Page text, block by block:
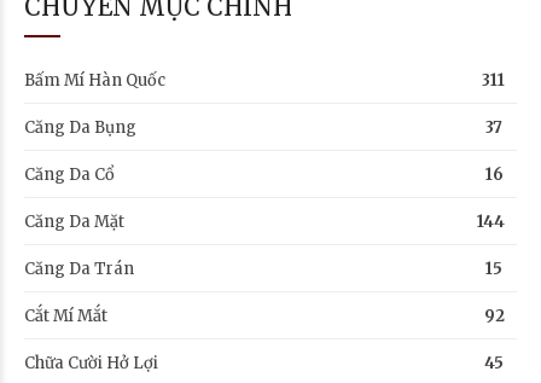
CHUYÊN MỤC CHÍNH
Bấm Mí Hàn Quốc 311
Căng Da Bụng 37
Căng Da Cổ 16
Căng Da Mặt 144
Căng Da Trán 15
Cắt Mí Mắt 92
Chữa Cười Hở Lợi 45